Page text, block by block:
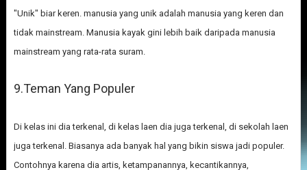
"Unik" biar keren. manusia yang unik adalah manusia yang keren dan
tidak mainstream. Manusia kayak gini lebih baik daripada manusia
mainstream yang rata-rata suram.
9.Teman Yang Populer
Di kelas ini dia terkenal, di kelas laen dia juga terkenal, di sekolah laen
juga terkenal. Biasanya ada banyak hal yang bikin siswa jadi populer.
Contohnya karena dia artis, ketampanannya, kecantikannya,